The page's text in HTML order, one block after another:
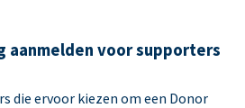
aanmelden voor supporters
die ervoor kiezen om een Donor